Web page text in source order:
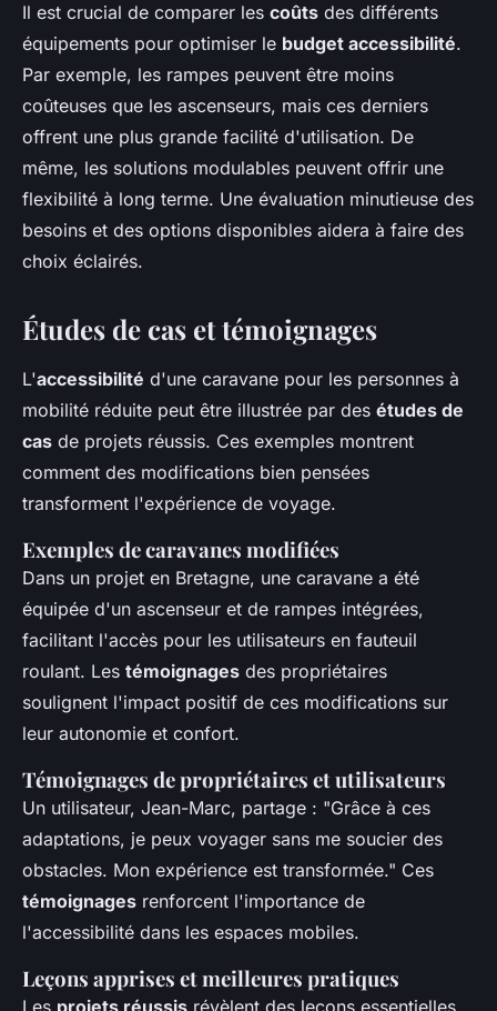
Il est crucial de comparer les coûts des différents
équipements pour optimiser le budget accessibilité.
Par exemple, les rampes peuvent être moins
coûteuses que les ascenseurs, mais ces derniers
offrent une plus grande facilité d'utilisation. De
même, les solutions modulables peuvent offrir une
flexibilité à long terme. Une évaluation minutieuse des
besoins et des options disponibles aidera à faire des
choix éclairés.
Études de cas et témoignages
L'accessibilité d'une caravane pour les personnes à
mobilité réduite peut être illustrée par des études de
cas de projets réussis. Ces exemples montrent
comment des modifications bien pensées
transforment l'expérience de voyage.
Exemples de caravanes modifiées
Dans un projet en Bretagne, une caravane a été
équipée d'un ascenseur et de rampes intégrées,
facilitant l'accès pour les utilisateurs en fauteuil
roulant. Les témoignages des propriétaires
soulignent l'impact positif de ces modifications sur
leur autonomie et confort.
Témoignages de propriétaires et utilisateurs
Un utilisateur, Jean-Marc, partage : "Grâce à ces
adaptations, je peux voyager sans me soucier des
obstacles. Mon expérience est transformée." Ces
témoignages renforcent l'importance de
l'accessibilité dans les espaces mobiles.
Leçons apprises et meilleures pratiques